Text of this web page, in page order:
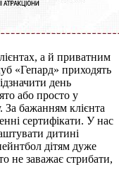
а й приватним
«Гепард» приходять
день
або просто у
За бажанням клієнта
сертифікати. У нас
дитині
дітям дуже
не заважає стрибати,